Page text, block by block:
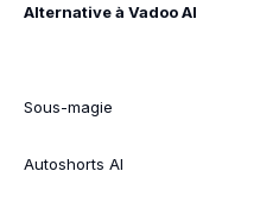
Alternative à Vadoo AI
Sous-magie
Autoshorts AI